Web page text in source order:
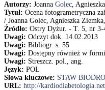
Autorzy: Joanna Golec, Agnieszka
Tytuł: Ocena fotogrametryczna
/ Joanna Golec, Agnieszka
Źródło: Ostry Dyżur. - T. 5, nr
Uwagi: Odczyt dok. 14.02.2013
Uwagi: Bibliogr. s. 55
Uwagi: Dostępny również w
Uwagi: Streszcz. pol., ang.
Język: POL
Słowa kluczowe: STAW
URL: http://